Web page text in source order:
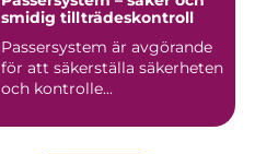
smidig tillträdeskontroll
Passersystem är avgörande
för att säkerställa säkerheten
och kontrolle...